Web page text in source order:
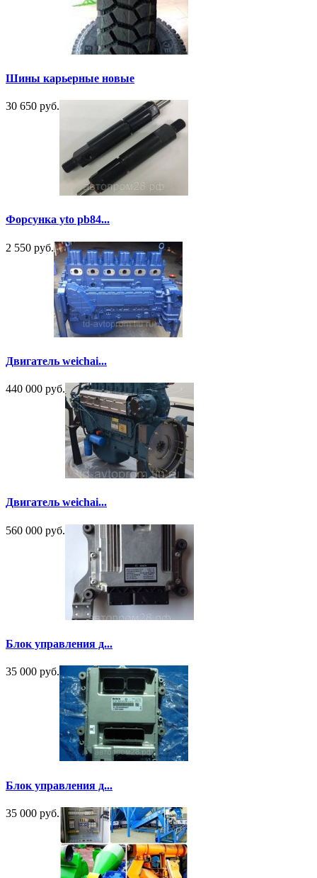
Шины карьерные новые
30 650 руб.
Форсунка yto pb84...
2 550 руб.
Двигатель weichai...
440 000 руб.
Двигатель weichai...
560 000 руб.
Блок управления д...
35 000 руб.
Блок управления д...
35 000 руб.